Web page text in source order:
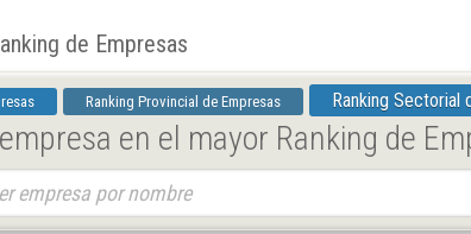
de Empresas
Ranking Provincial de Empresas Ranking Sectorial
en el mayor Ranking de